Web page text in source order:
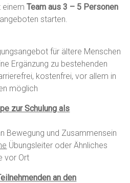
einemTeam aus 3 – 5 Personen
starten.
für ältere Menschen
Ergänzung zu bestehenden
kostenfrei, vor allem in
möglich
zur Schulung als
Bewegung und Zusammensein
Übungsleiter oder Ähnliches
vor Ort
an den